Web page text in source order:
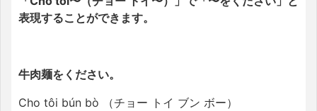
表現することができます。
牛肉麺をください。
Cho tôi bún bò （チョー トイ ブン ボー）